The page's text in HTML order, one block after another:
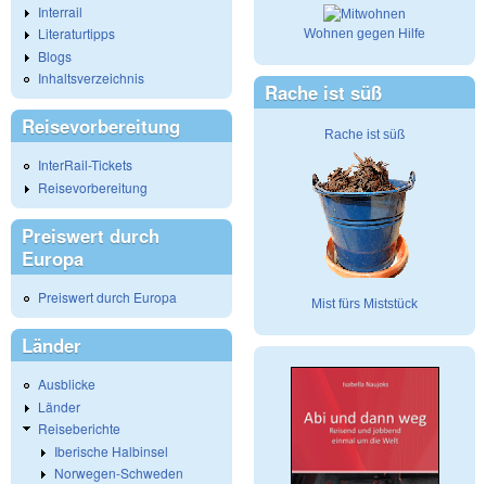
Interrail
Literaturtipps
Blogs
Inhaltsverzeichnis
Reisevorbereitung
InterRail-Tickets
Reisevorbereitung
Preiswert durch
Europa
Preiswert durch Europa
Länder
Ausblicke
Länder
Reiseberichte
Iberische Halbinsel
Norwegen-Schweden
Wohnen gegen Hilfe
Rache ist süß
Rache ist süß
Mist fürs Miststück